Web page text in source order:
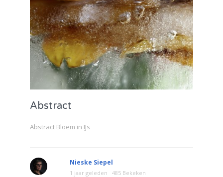
Abstract
Abstract Bloem in IJs
Nieske Siepel
1 jaar geleden 485 Bekeken